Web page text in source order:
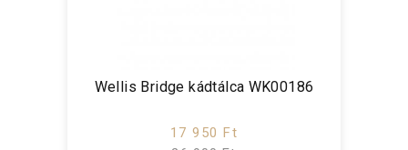
Wellis Bridge kádtálca WK00186
17 950 Ft